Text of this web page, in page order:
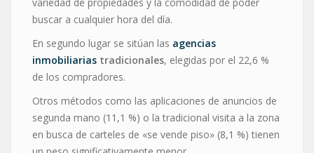
buscar a cualquier hora del día.
En segundo lugar se sitúan las agencias
inmobiliarias tradicionales, elegidas por el 22,6 %
de los compradores.
Otros métodos como las aplicaciones de anuncios de
segunda mano (11,1 %) o la tradicional visita a la zona
en busca de carteles de «se vende piso» (8,1 %) tienen